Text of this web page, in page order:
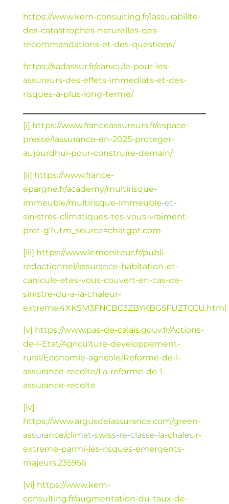
https://www.kern-consulting.fr/lassurabilite-
des-catastrophes-naturelles-des-
recommandations-et-des-questions/
https://sadassur.fr/canicule-pour-les-
assureurs-des-effets-immediats-et-des-
risques-a-plus-long-terme/
[i] https://www.franceassureurs.fr/espace-
presse/lassurance-en-2025-proteger-
aujourdhui-pour-construire-demain/
[ii] https://www.france-
epargne.fr/academy/multirisque-
immeuble/multirisque-immeuble-et-
sinistres-climatiques-tes-vous-vraiment-
prot-g?utm_source=chatgpt.com
[iii] https://www.lemoniteur.fr/publi-
redactionnel/assurance-habitation-et-
canicule-etes-vous-couvert-en-cas-de-
sinistre-du-a-la-chaleur-
extreme.4XKSM3FNCBC3ZBYKBG5FUZTCCU.html
[v] https://www.pas-de-calais.gouv.fr/Actions-
de-l-Etat/Agriculture-developpement-
rural/Economie-agricole/Reforme-de-l-
assurance-recolte/La-reforme-de-l-
assurance-recolte
[iv]
https://www.argusdelassurance.com/green-
assurance/climat-swiss-re-classe-la-chaleur-
extreme-parmi-les-risques-emergents-
majeurs.235956
[vi] https://www.kern-
consulting.fr/augmentation-du-taux-de-